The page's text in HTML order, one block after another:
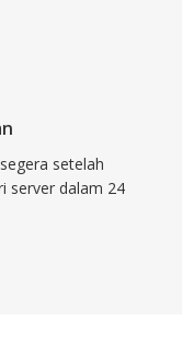
setelah
server dalam 24